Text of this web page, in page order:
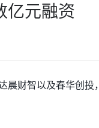
亿元融资
财智以及春华创